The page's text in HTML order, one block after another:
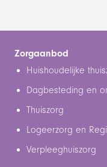
Zorgaanbod
Huishoudelijke
Dagbesteding en
Thuiszorg
Logeerzorg en
Verpleeghuiszorg